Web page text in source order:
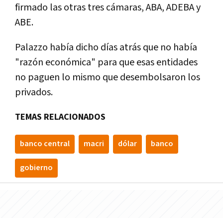
firmado las otras tres cámaras, ABA, ADEBA y
ABE.
Palazzo había dicho días atrás que no había
"razón económica" para que esas entidades
no paguen lo mismo que desembolsaron los
privados.
TEMAS RELACIONADOS
banco central macri dólar banco
gobierno